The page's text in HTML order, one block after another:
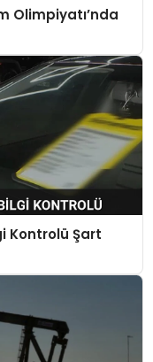
Olimpiyatı’nda
Kontrolü Şart